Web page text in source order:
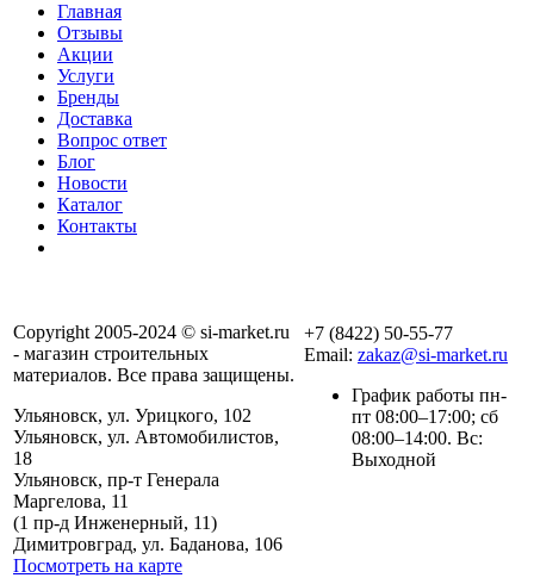
Главная
Отзывы
Акции
Услуги
Бренды
Доставка
Вопрос ответ
Блог
Новости
Каталог
Контакты
Copyright 2005-2024 © si-market.ru
- магазин строительных
материалов. Все права защищены.
Ульяновск, ул. Урицкого, 102
Ульяновск, ул. Автомобилистов,
18
Ульяновск, пр-т Генерала
Маргелова, 11
(1 пр-д Инженерный, 11)
Димитровград, ул. Баданова, 106
Посмотреть на карте
+7 (8422) 50-55-77
Email: zakaz@si-market.ru
График работы пн-
пт 08:00–17:00; сб
08:00–14:00. Вс:
Выходной